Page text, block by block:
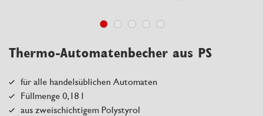
Thermo-Automatenbecher aus PS
für alle handelsüblichen Automaten
Füllmenge 0,18 l
aus zweischichtigem Polystyrol